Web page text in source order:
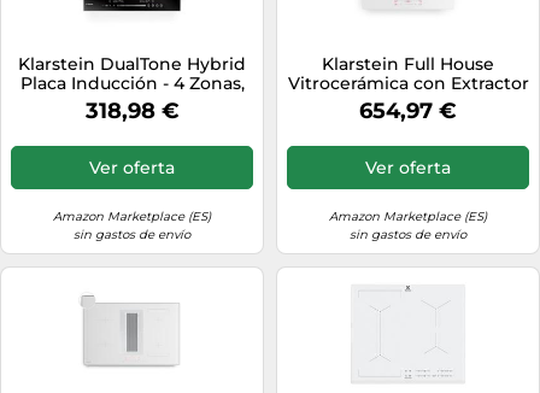
Klarstein DualTone Hybrid
Placa Inducción - 4 Zonas,
7200W, Zona Flex, Control
Deslizante, Función
Temporizador, Marco
Aluminio, 60cm, Plateada
318,98 €
Ver oferta
Amazon Marketplace (ES)
sin gastos de envío
Klarstein Full House
Vitrocerámica con Extractor
- 60cm, 4 Zonas Inducción,
7335W Boost, Zonas Flex,
Temporizador, Bloqueo
Infantil, Indicador Calor
654,97 €
Ver oferta
Amazon Marketplace (ES)
sin gastos de envío